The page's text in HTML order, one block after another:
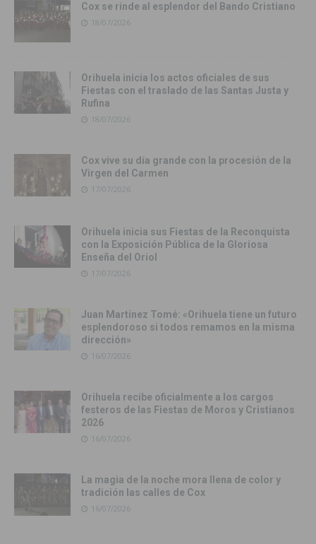
Cox se rinde al esplendor del Bando Cristiano
18/07/2026
Orihuela inicia los actos oficiales de sus
Fiestas con el traslado de las Santas Justa y
Rufina
18/07/2026
Cox vive su día grande con la procesión de la
Virgen del Carmen
17/07/2026
Orihuela inicia sus Fiestas de la Reconquista
con la Exposición Pública de la Gloriosa
Enseña del Oriol
17/07/2026
Juan Martínez Tomé: «Orihuela tiene un futuro
esplendoroso si todos remamos en la misma
dirección»
16/07/2026
Orihuela recibe oficialmente a los cargos
festeros de las Fiestas de Moros y Cristianos
2026
16/07/2026
La magia de la noche mora llena de color y
tradición las calles de Cox
16/07/2026